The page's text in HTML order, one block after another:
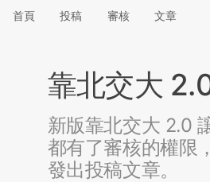
首頁 投稿 審核 文章
靠北交大
新版靠北交大 2.0
都有了審核的權限
發出投稿文章。